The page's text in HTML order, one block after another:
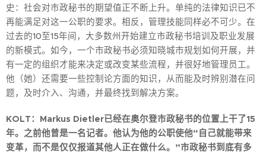
史：社会对市政秘书的期望值正不断上升。单纯的法律知识已不
再能满足对这一公职的要求。相反，管理技能同样必不可少。在
过去的10至15年间，大多数州开始建立市政秘书培训及职业发展
的新模式。如今，一个市政秘书必须知晓城市规划如何开展，并
有一定的组织才能来决定或改变某些流程，并很好地管理员工。
他（她）还需要一些控制论方面的知识，从而能及时辨别潜在问
题，及时介入、沟通，并最终找到解决方案。
KOLT：Markus Dietler已经在奥尔登市政秘书的位置上干了15
年。之前他曾是一名记者。他认为他的公职使他“自己就能带来
变革，而不是仅仅报道其他人正在做什么。”市政秘书到底有多